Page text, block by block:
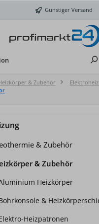
Günstiger Versand
& Zubehör
& Zubehör
& Zubehör
Heizkörper
&
Heizpatronen